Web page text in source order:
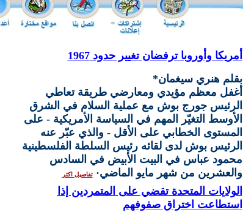
أمريكا وأوروبا ترفضان تغيير حدود 1967
بقلم هنري سيغمان*
أغفل معظم مؤيدي ومعارضي طريقة تعاطي
الرئيس جورج بوش مع عملية السلام في الشرق
الأوسط التغيّر المهم في السياسة الأمريكية - على
المستوى الخطابي على الأقل - والذي عبّر عنه
الرئيس بوش لدى لقائه رئيس السلطة الفلسطينية
محمود عباس في البيت الأبيض في السادس
والعشرين من شهر مايو الماضي·تفاصيل اكثر
الولايات المتحدة تقضي على المتمردين إذا
استطاعت اختراق صفوفهم